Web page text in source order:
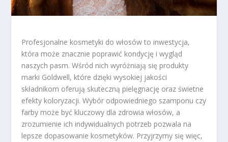
Profesjonalne kosmetyki do włosów to inwestycja,
która może znacznie poprawić kondycję i wygląd
naszych pasm. Wśród nich wyróżniają się produkty
marki Goldwell, które dzięki wysokiej jakości
składnikom oferują skuteczną pielęgnację oraz świetne
efekty koloryzacji. Wybór odpowiedniego szamponu czy
farby może być kluczowy dla zdrowia włosów, a
zrozumienie ich indywidualnych potrzeb pozwala na
lepsze dopasowanie kosmetyków. Przyjrzymy się więc,